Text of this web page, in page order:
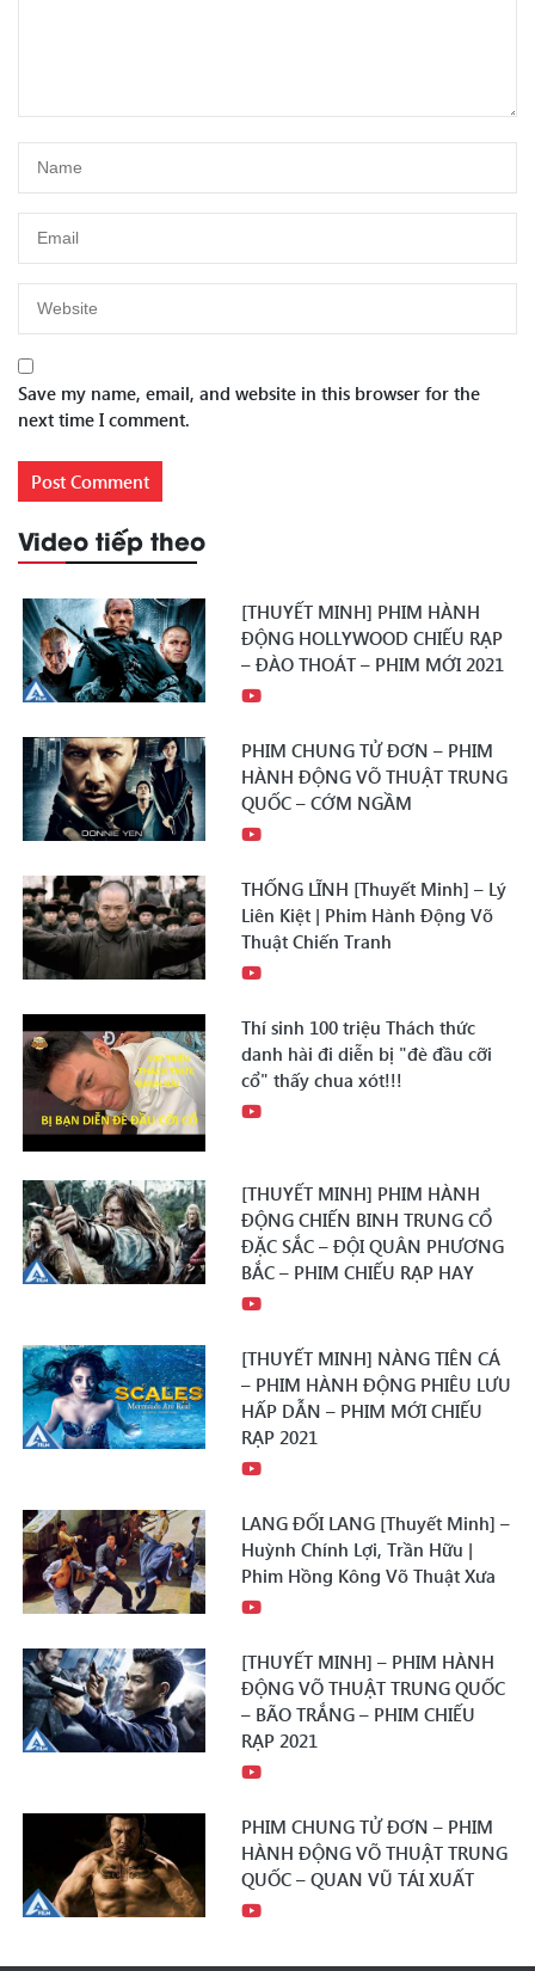
Save my name, email, and website in this browser for the
next time I comment.
Video tiếp theo
[THUYẾT MINH] PHIM HÀNH
ĐỘNG HOLLYWOOD CHIẾU RẠP
– ĐÀO THOÁT – PHIM MỚI 2021
PHIM CHUNG TỬ ĐƠN – PHIM
HÀNH ĐỘNG VÕ THUẬT TRUNG
QUỐC – CỚM NGẦM
THỐNG LĨNH [Thuyết Minh] – Lý
Liên Kiệt | Phim Hành Động Võ
Thuật Chiến Tranh
Thí sinh 100 triệu Thách thức
danh hài đi diễn bị "đè đầu cỡi
cổ" thấy chua xót!!!
[THUYẾT MINH] PHIM HÀNH
ĐỘNG CHIẾN BINH TRUNG CỔ
ĐẶC SẮC – ĐỘI QUÂN PHƯƠNG
BẮC – PHIM CHIẾU RẠP HAY
[THUYẾT MINH] NÀNG TIÊN CÁ
– PHIM HÀNH ĐỘNG PHIÊU LƯU
HẤP DẪN – PHIM MỚI CHIẾU
RẠP 2021
LANG ĐỐI LANG [Thuyết Minh] –
Huỳnh Chính Lợi, Trần Hữu |
Phim Hồng Kông Võ Thuật Xưa
[THUYẾT MINH] – PHIM HÀNH
ĐỘNG VÕ THUẬT TRUNG QUỐC
– BÃO TRẮNG – PHIM CHIẾU
RẠP 2021
PHIM CHUNG TỬ ĐƠN – PHIM
HÀNH ĐỘNG VÕ THUẬT TRUNG
QUỐC – QUAN VŨ TÁI XUẤT